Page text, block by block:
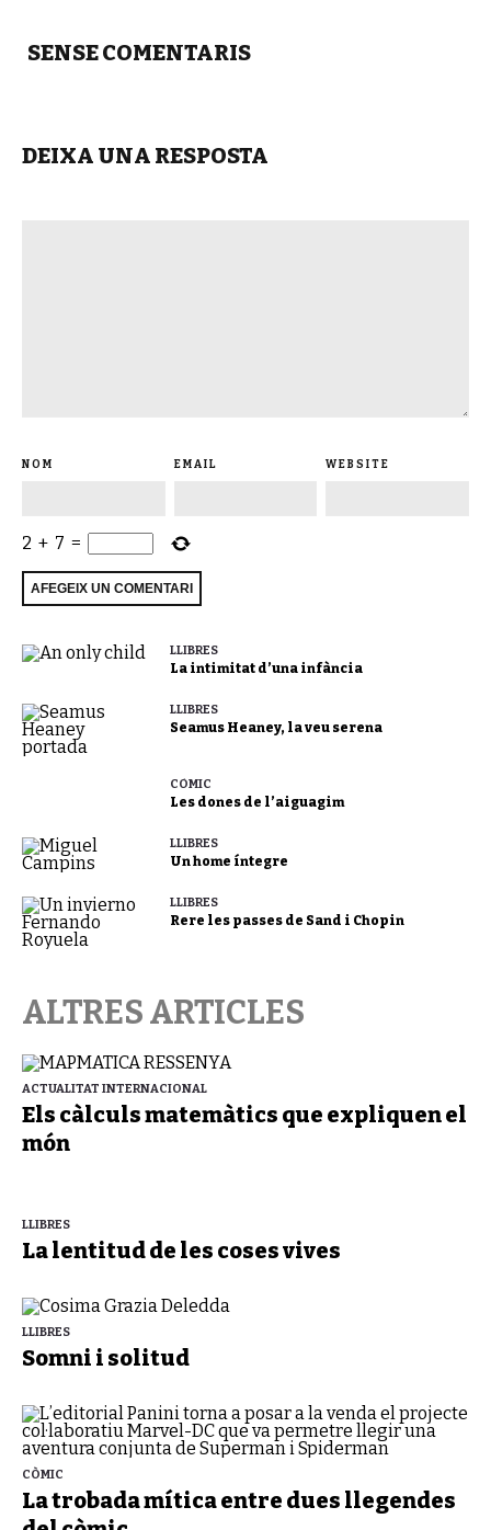
SENSE COMENTARIS
DEIXA UNA RESPOSTA
NOM EMAIL WEBSITE
2 + 7 =
LLIBRES
La intimitat d’una infància
LLIBRES
Seamus Heaney, la veu serena
CÒMIC
Les dones de l’aiguagim
LLIBRES
Un home íntegre
LLIBRES
Rere les passes de Sand i Chopin
ALTRES ARTICLES
ACTUALITAT INTERNACIONAL
Els càlculs matemàtics que expliquen el
món
LLIBRES
La lentitud de les coses vives
LLIBRES
Somni i solitud
CÒMIC
La trobada mítica entre dues llegendes